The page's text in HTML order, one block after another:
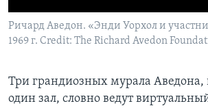
Ричард Аведон. «Энди Уорхол и
1969 г. Credit: The Richard Avedon
Три грандиозных мурала
один зал, словно ведут